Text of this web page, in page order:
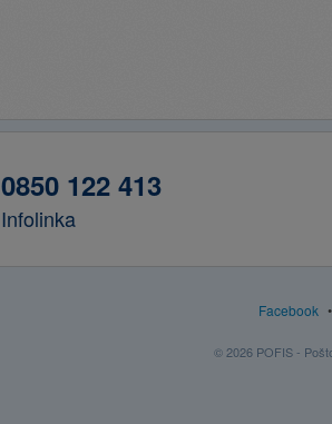
0850 122 413
Infolinka
Facebook
© 2026 POFIS -